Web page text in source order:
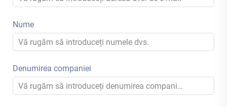
Nume
Denumirea companiei